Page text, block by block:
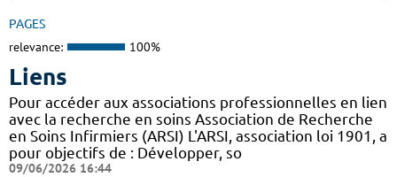
PAGES
relevance: 100%
Liens
Pour accéder aux associations professionnelles en lien
avec la recherche en soins Association de Recherche
en Soins Infirmiers (ARSI) L'ARSI, association loi 1901, a
pour objectifs de : Développer, so
09/06/2026 16:44